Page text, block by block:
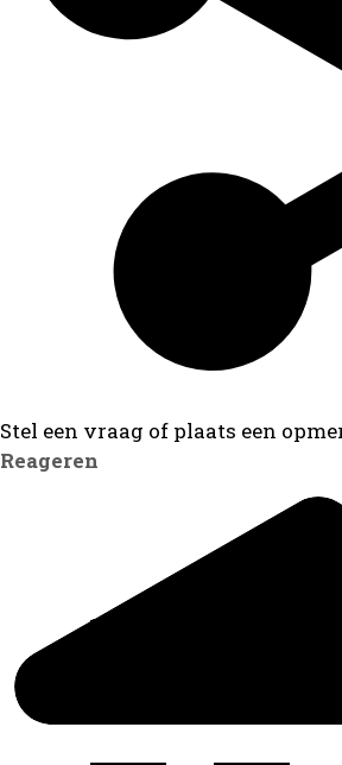
Stel een vraag of plaats een
Reageren